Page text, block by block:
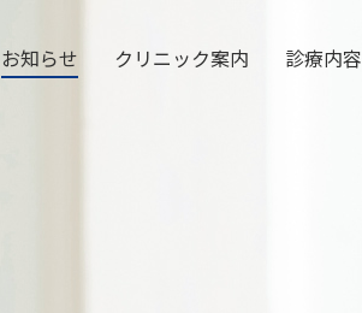
お知らせ クリニック案内 診療内容